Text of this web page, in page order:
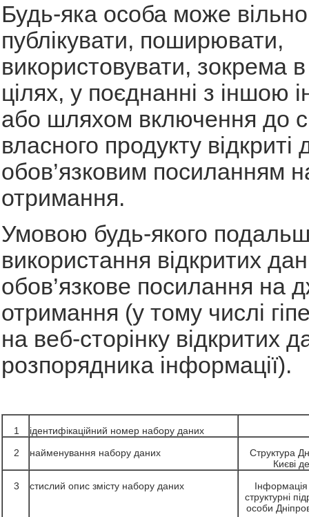
Будь-яка особа може
публікувати, поширювати,
використовувати, зокрема
цілях, у поєднанні з іншою
або шляхом включення до
власного продукту відкриті
обов’язковим посиланням
отримання.
Умовою будь-якого
використання відкритих
обов’язкове посилання на
отримання (у тому числі
на веб-сторінку відкритих
розпорядника інформації).
1
ідентифікаційний номер набору даних
2
найменування набору даних
Структура
Києві
3
стислий опис змісту набору даних
структурні
особи